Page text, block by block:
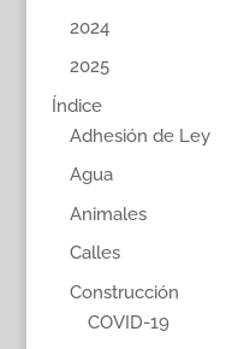
2024
2025
Índice
Adhesión de Ley
Agua
Animales
Calles
Construcción
COVID-19